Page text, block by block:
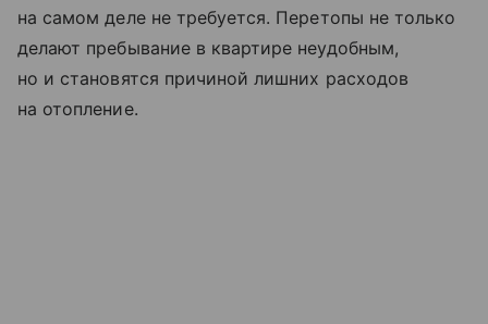
на самом деле не требуется. Перетопы не только
делают пребывание в квартире неудобным,
но и становятся причиной лишних расходов
на отопление.